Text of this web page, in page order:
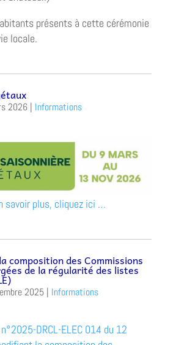
présents à cette cérémonie
locale.
2026 | Informations
savoir plus, cliquez ici …
composition des Commissions
de la régularité des listes
2025 | Informations
DRCL-ELEC 014 du 12